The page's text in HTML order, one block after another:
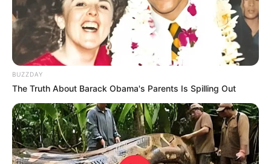
BUZZDAY
The Truth About Barack Obama's Parents Is Spilling Out